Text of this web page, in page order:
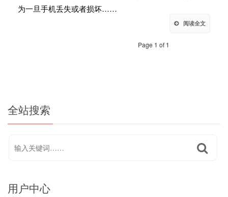
为一旦手机丢失或者损坏……
阅读全文
Page 1 of 1
全站搜索
用户中心